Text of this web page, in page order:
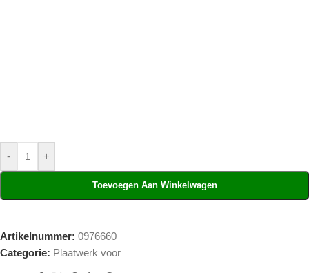
- +
Toevoegen Aan Winkelwagen
Artikelnummer: 0976660
Categorie: Plaatwerk voor